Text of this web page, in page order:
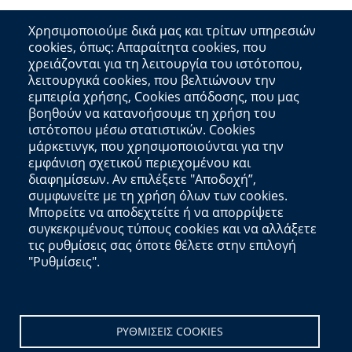
Φορέας
Αποκεντρωμένη Διοίκηση Κρήτης
Πλατεία Κουντουριώτη 71202 Ηράκλειο
Πληροφορίες Ιστότοπου
Δήλωση Προσβασιμότητας
Πολιτική Cookies
Χρήσιμοι Σύνδεσμοι
Χρησιμοποιούμε δικά μας και τρίτων υπηρεσιών
cookies, όπως: Απαραίτητα cookies, που
χρειάζονται για τη λειτουργία του ιστότοπου,
λειτουργικά cookies, που βελτιώνουν την
εμπειρία χρήσης, Cookies απόδοσης, που μας
βοηθούν να κατανοήσουμε τη χρήση του
ιστότοπου μέσω στατιστικών. Cookies
μάρκετινγκ, που χρησιμοποιούνται για την
εμφάνιση σχετικού περιεχομένου και
διαφημίσεων. Αν επιλέξετε "Αποδοχή”,
συμφωνείτε με τη χρήση όλων των cookies.
Μπορείτε να αποδεχτείτε ή να απορρίψετε
συγκεκριμένους τύπους cookies και να αλλάξετε
τις ρυθμίσεις σας όποτε θέλετε στην επιλογή
"Ρυθμίσεις".
ΡΥΘΜΙΣΕΙΣ COOKIES